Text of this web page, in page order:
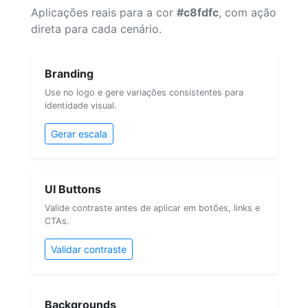
Aplicações reais para a cor #c8fdfc, com ação
direta para cada cenário.
Branding
Use no logo e gere variações consistentes para
identidade visual.
Gerar escala
UI Buttons
Valide contraste antes de aplicar em botões, links e
CTAs.
Validar contraste
Backgrounds